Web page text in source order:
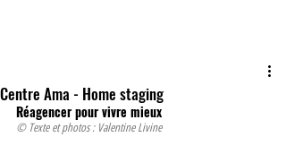
Centre Ama - Home staging
Réagencer pour vivre mieux
© Texte et photos : Valentine Livine